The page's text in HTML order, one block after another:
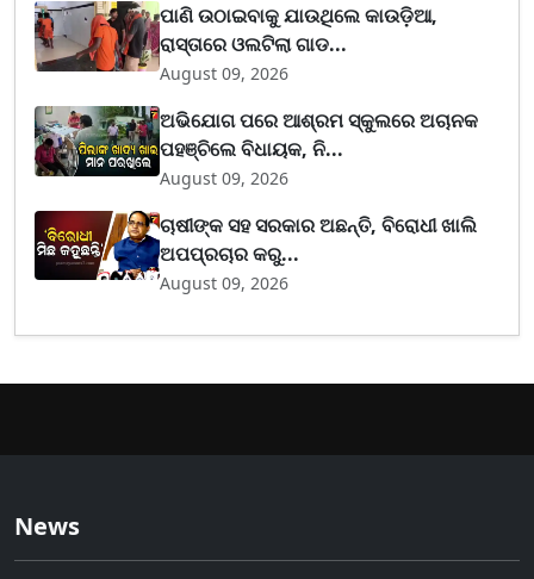
ପାଣି ଉଠାଇବାକୁ ଯାଉଥିଲେ କାଉଡ଼ିଆ,
ରାସ୍ତାରେ ଓଲଟିଲା ଗାଡ...
August 09, 2026
ଅଭିଯୋଗ ପରେ ଆଶ୍ରମ ସ୍କୁଲରେ ଅଚାନକ
ପହଞ୍ଚିଲେ ବିଧାୟକ, ନି...
August 09, 2026
ଚାଷୀଙ୍କ ସହ ସରକାର ଅଛନ୍ତି, ବିରୋଧୀ ଖାଲି
ଅପପ୍ରଚାର କରୁ...
August 09, 2026
News